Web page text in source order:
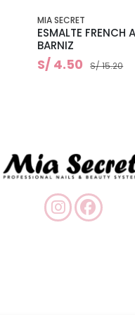
MIA SECRET
ESMALTE FRENCH
BARNIZ
S/ 4.50 S/ 15.20